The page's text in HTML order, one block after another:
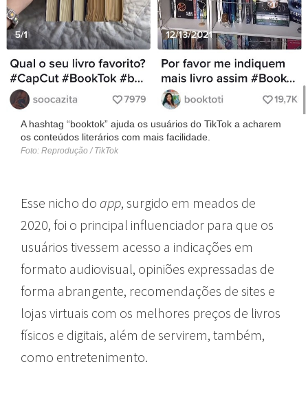
A hashtag “booktok” ajuda os usuários do TikTok a acharem
os conteúdos literários com mais facilidade.
Foto: Reprodução / TikTok
Esse nicho do app, surgido em meados de
2020, foi o principal influenciador para que os
usuários tivessem acesso a indicações em
formato audiovisual, opiniões expressadas de
forma abrangente, recomendações de sites e
lojas virtuais com os melhores preços de livros
físicos e digitais, além de servirem, também,
como entretenimento.